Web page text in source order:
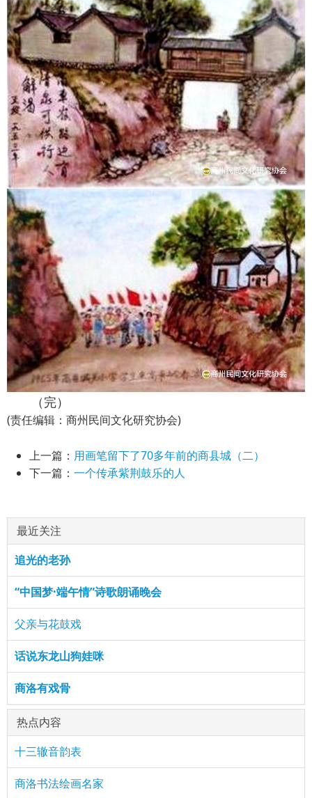
（完）
(责任编辑：商州民间文化研究协会)
上一篇： 用画笔留下了70多年前的商县城（二）
下一篇： 一个传承紫荆鼓乐的人
最近关注
追光的老孙
“中国梦·端午情”诗歌朗诵晚会
父亲与花鼓戏
话说东龙山狗娃咪
商洛有戏骨
热点内容
十三辙音韵表
商洛书法绘画名家